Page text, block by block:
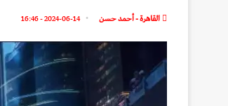
القاهرة - أحمد حسن 2024-06-14 - 16:46